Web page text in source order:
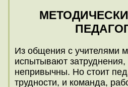
Из общения с учителями
испытывают
непривычны. Но стоит
трудности, и команда,